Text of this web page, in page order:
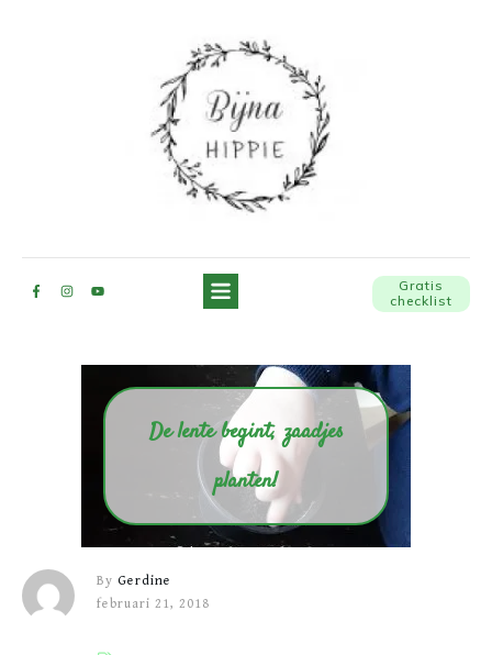
Gratis
checklist
De lente begint, zaadjes
planten!
By Gerdine
februari 21, 2018